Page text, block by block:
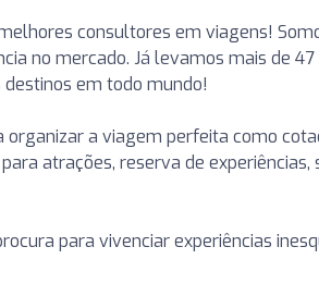
consultores em viagens!
no mercado. Já levamos mais de
em todo mundo!
a viagem perfeita como
atrações, reserva de experiências,
para vivenciar experiências